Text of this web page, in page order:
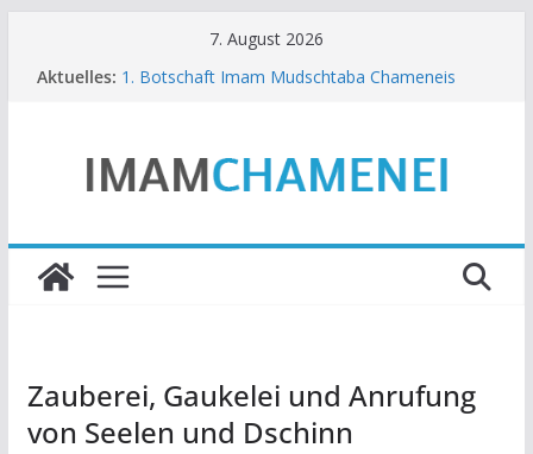
7. August 2026
Aktuelles: 1. Botschaft Imam Mudschtaba Chameneis
Chameneis
3. Botschaft Imam Mudschtaba Chameneis zu
2. Botschaft Imam Mudschtaba Chameneis
Zauberei, Gaukelei und Anrufung
von Seelen und Dschinn